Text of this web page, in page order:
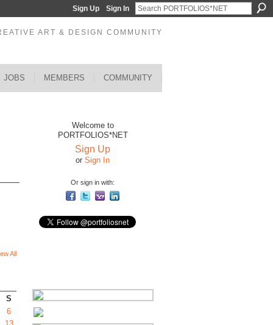
Sign Up Sign In
ART & DESIGN COMMUNITY
JOBS MEMBERS COMMUNITY
All
S
6
Welcome to
PORTFOLIOS*NET
Sign Up
or Sign In
Or sign in with: